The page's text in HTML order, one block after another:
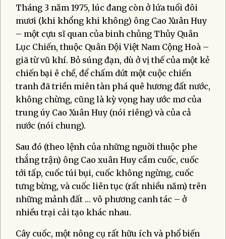
Tháng 3 năm 1975, lúc đang còn ở lứa tuổi đôi
mươi (khi khổng khi không) ông Cao Xuân Huy
– một cựu sĩ quan của binh chủng Thủy Quân
Lục Chiến, thuộc Quân Đội Việt Nam Cộng Hoà –
giã từ vũ khí. Bỏ súng đạn, dù ở vị thế của một kẻ
chiến bại ê chề, để chấm dứt một cuộc chiến
tranh đã triền miên tàn phá quê hương đất nước,
không chừng, cũng là kỳ vọng hay ước mơ của
trung úy Cao Xuân Huy (nói riêng) và của cả
nước (nói chung).
Sau đó (theo lệnh của những nguời thuộc phe
thắng trận) ông Cao xuân Huy cầm cuốc, cuốc
tới tấp, cuốc túi bụi, cuốc không ngừng, cuốc
tưng bừng, và cuốc liên tục (rất nhiều năm) trên
những mảnh đất … vô phương canh tác – ở
nhiều trại cải tạo khác nhau.
Cây cuốc, một nông cụ rất hữu ích và phổ biến